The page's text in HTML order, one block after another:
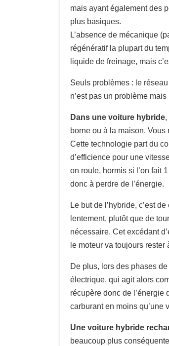
mais ayant également des
plus basiques.
L’absence de mécanique
régénératif la plupart du
liquide de freinage, mais
Seuls problèmes : le
n’est pas un problème
Dans une voiture hybride,
borne ou à la maison. Vous
Cette technologie part du
d’efficience pour une
on roule, hormis si l’on fait
donc à perdre de l’énergie.
Le but de l’hybride, c’est
lentement, plutôt que de
nécessaire. Cet excédant
le moteur va toujours
De plus, lors des phases
électrique, qui agit alors
récupère donc de
carburant en moins qu’une
Une voiture hybride
beaucoup plus